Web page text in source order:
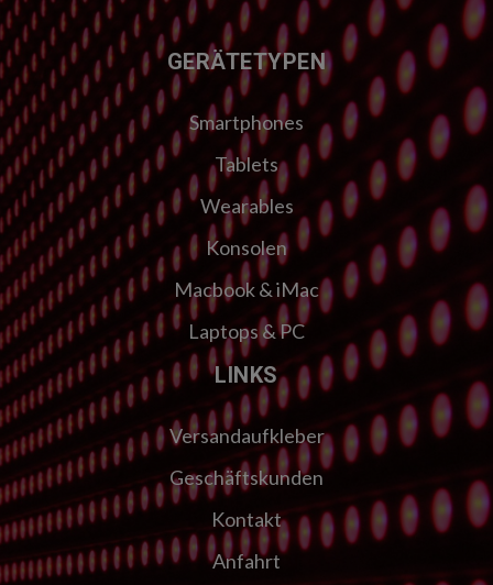
FUSSZEILE GERÄTETYPEN
Smartphones
Tablets
Wearables
Konsolen
Macbook & iMac
Laptops & PC
LINKS
Versandaufkleber
Geschäftskunden
Kontakt
Anfahrt